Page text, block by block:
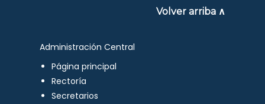
Volver arriba ∧
Administración Central
Página principal
Rectoría
Secretarios